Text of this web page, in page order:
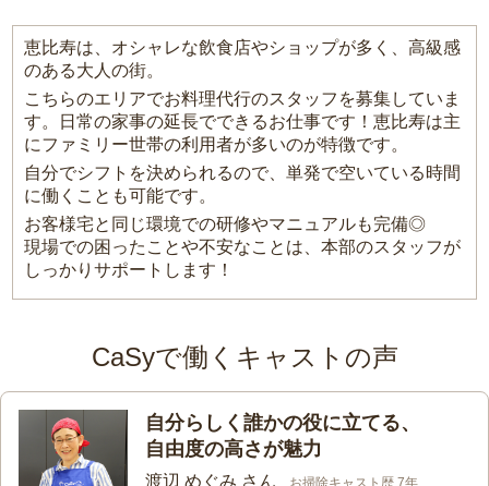
恵比寿は、オシャレな飲食店やショップが多く、高級感
のある大人の街。
こちらのエリアでお料理代行のスタッフを募集していま
す。日常の家事の延長でできるお仕事です！恵比寿は主
にファミリー世帯の利用者が多いのが特徴です。
自分でシフトを決められるので、単発で空いている時間
に働くことも可能です。
お客様宅と同じ環境での研修やマニュアルも完備◎
現場での困ったことや不安なことは、本部のスタッフが
しっかりサポートします！
CaSyで働くキャストの声
自分らしく誰かの役に立てる、
自由度の高さが魅力
渡辺 めぐみ さん